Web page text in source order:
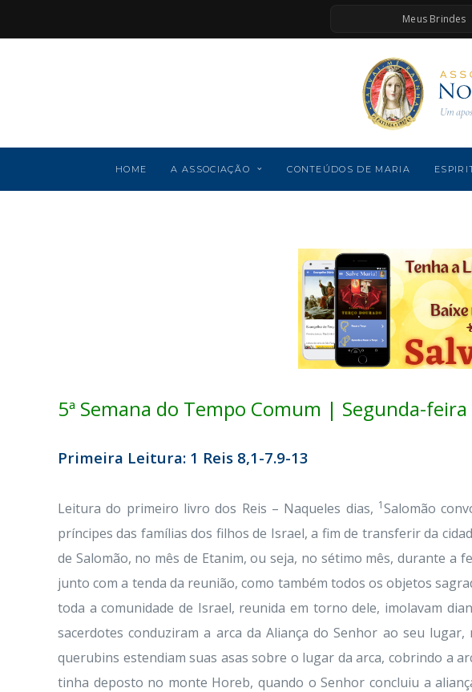
Meus Brindes
HOME A ASSOCIAÇÃO CONTEÚDOS DE MARIA
5ª Semana do Tempo Comum | Segunda-feira
Primeira Leitura: 1 Reis 8,1-7.9-13
Leitura do primeiro livro dos Reis – Naqueles dias, 1Salomão
príncipes das famílias dos filhos de Israel, a fim de transferir da
de Salomão, no mês de Etanim, ou seja, no sétimo mês, durante a
junto com a tenda da reunião, como também todos os objetos
toda a comunidade de Israel, reunida em torno dele, imolavam
sacerdotes conduziram a arca da Aliança do Senhor ao seu
querubins estendiam suas asas sobre o lugar da arca, cobrindo a
tinha deposto no monte Horeb, quando o Senhor concluiu a